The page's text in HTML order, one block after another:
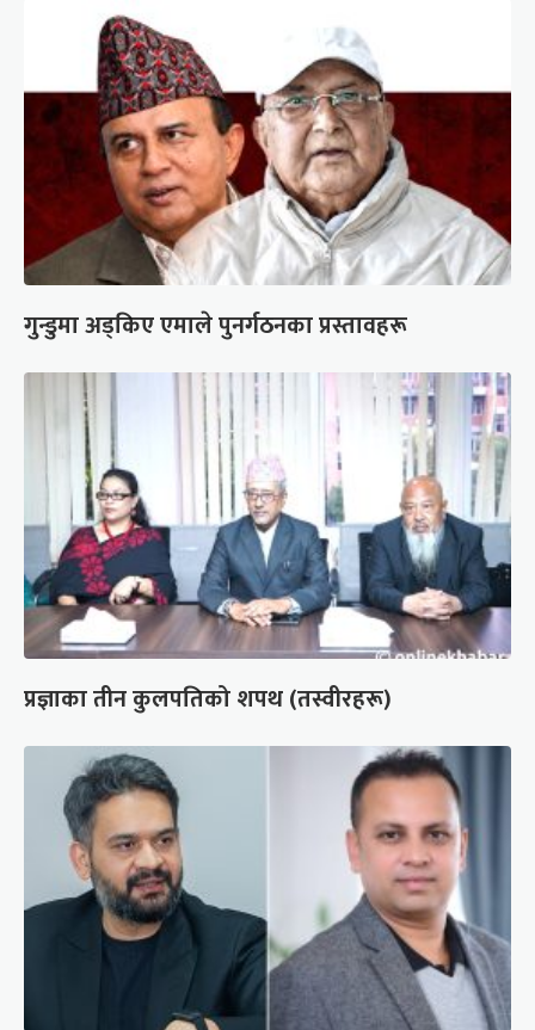
गुन्डुमा अड्किए एमाले पुनर्गठनका प्रस्तावहरू
प्रज्ञाका तीन कुलपतिको शपथ (तस्वीरहरू)